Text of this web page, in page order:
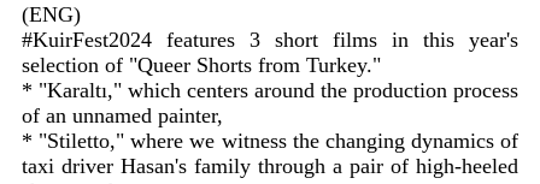
(ENG)
#KuirFest2024 features 3 short films in this year's
selection of "Queer Shorts from Turkey."
* "Karaltı," which centers around the production process
of an unnamed painter,
* "Stiletto," where we witness the changing dynamics of
taxi driver Hasan's family through a pair of high-heeled